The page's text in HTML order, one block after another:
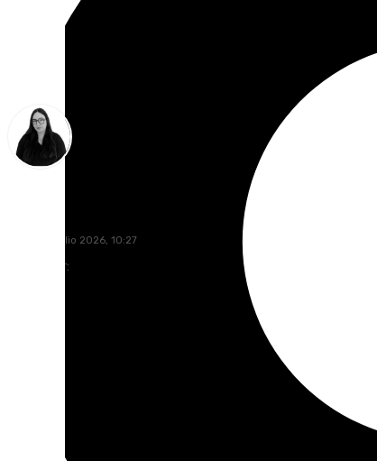
viernes, 3 julio 2026, 10:27
Compartir: